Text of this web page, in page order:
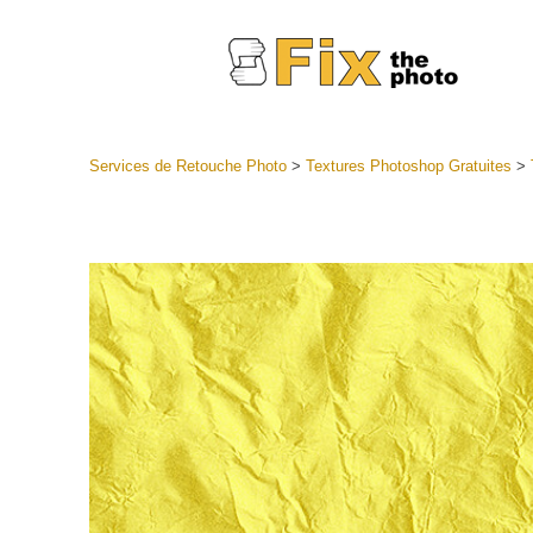
Services
Collecte
Services de Retouche Photo> Textures Photoshop Gratuites >